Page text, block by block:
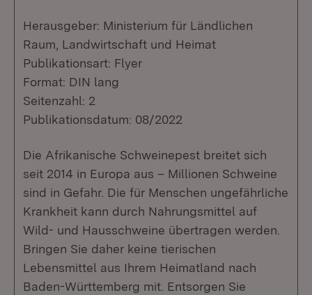
Herausgeber: Ministerium für Ländlichen
Raum, Landwirtschaft und Heimat
Publikationsart: Flyer
Format: DIN lang
Seitenzahl: 2
Publikationsdatum: 08/2022
Die Afrikanische Schweinepest breitet sich
seit 2014 in Europa aus – Millionen Schweine
sind in Gefahr. Die für Menschen ungefährliche
Krankheit kann durch Nahrungsmittel auf
Wild- und Hausschweine übertragen werden.
Bringen Sie daher keine tierischen
Lebensmittel aus Ihrem Heimatland nach
Baden-Württemberg mit. Entsorgen Sie